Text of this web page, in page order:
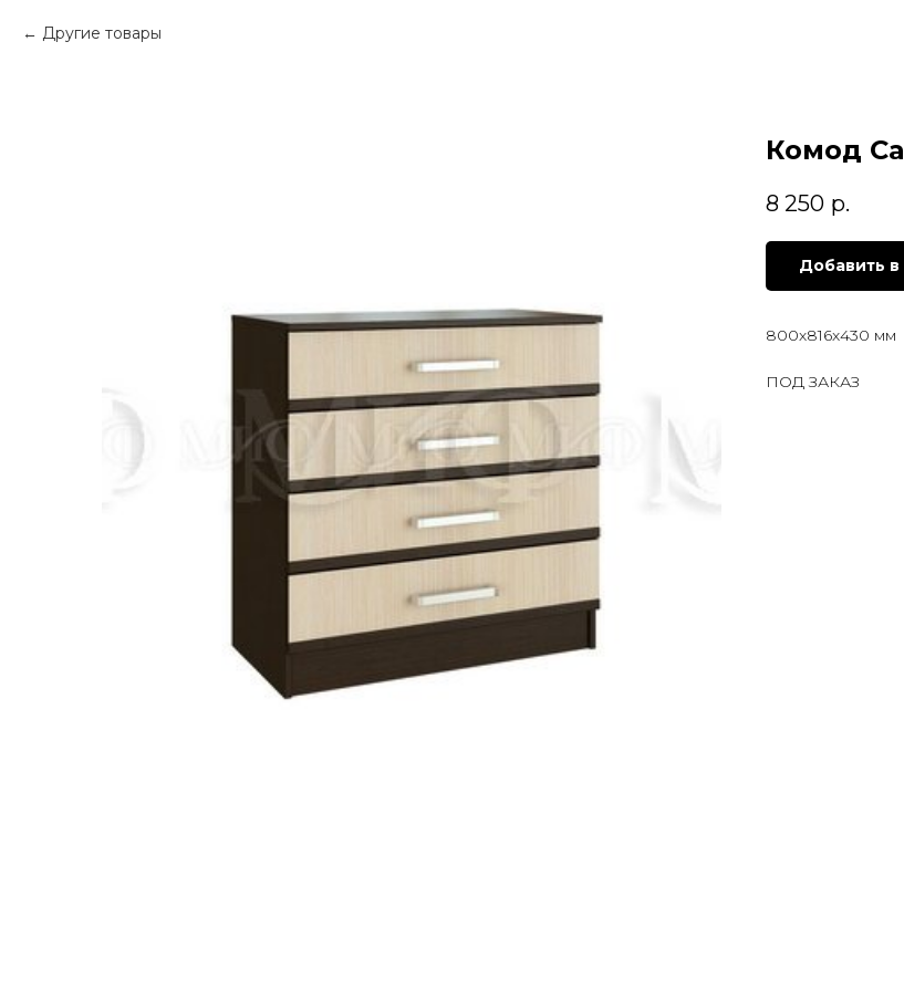
Другие товары
Комод
8 250 р.
Добавить в
800х816х430 мм
ПОД ЗАКАЗ